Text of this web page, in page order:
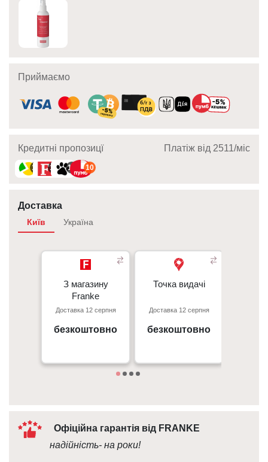
Приймаємо
Кредитні пропозицї Платіж від 2511/мic
10 10 10 10
Доставка
Київ Україна
З магазину
Franke
Доставка 12 серпня
безкоштовно
З магазину
Franke
Київ, пр. С. Бандери 23, ТЦ
Точка видачі
Доставка 12 серпня
безкоштовно
Точка видачі
м. Київ пр. Відрадний, 95к
09:00 - 18:00
Офіційна гарантія від FRANKE
надійність- на роки!